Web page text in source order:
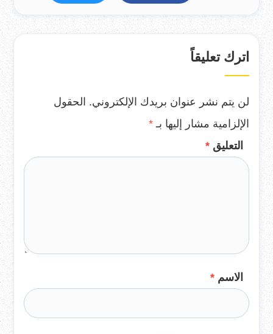
اترك تعليقاً
لن يتم نشر عنوان بريدك الإلكتروني. الحقول
الإلزامية مشار إليها بـ *
التعليق *
الاسم *